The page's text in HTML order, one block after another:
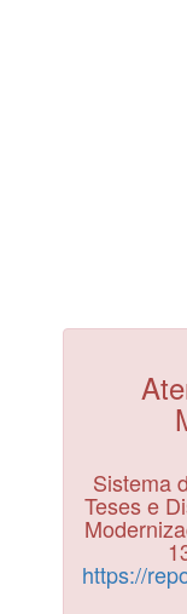
Sistema
Teses e
https://